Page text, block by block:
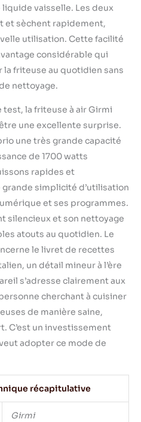
vaisselle. Les deux
et sèchent rapidement,
utilisation. Cette facilité
considérable qui
la friteuse au quotidien sans
nettoyage.
test, la friteuse à air Girmi
une excellente surprise.
une très grande capacité
de 1700 watts
rapides et
grande simplicité d’utilisation
et ses programmes.
silencieux et son nettoyage
atouts au quotidien. Le
le livret de recettes
un détail mineur à l’ère
s’adresse clairement aux
cherchant à cuisiner
de manière saine,
C’est un investissement
adopter ce mode de
récapitulative
Girmi